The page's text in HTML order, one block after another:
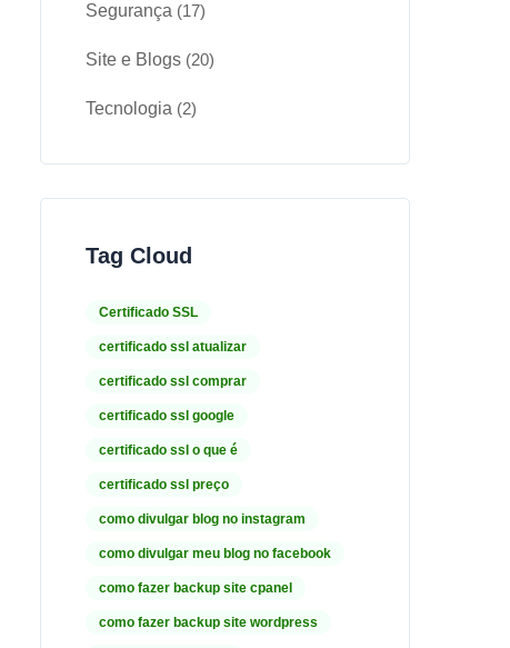
Segurança (17)
Site e Blogs (20)
Tecnologia (2)
Tag Cloud
Certificado SSL
certificado ssl atualizar
certificado ssl comprar
certificado ssl google
certificado ssl o que é
certificado ssl preço
como divulgar blog no instagram
como divulgar meu blog no facebook
como fazer backup site cpanel
como fazer backup site wordpress